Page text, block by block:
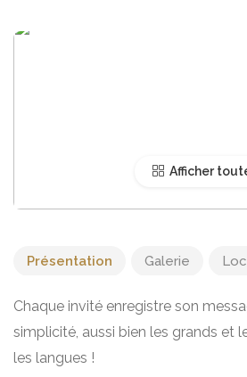
Afficher
Présentation Galerie
Chaque invité enregistre son
simplicité, aussi bien les grands et
les langues !